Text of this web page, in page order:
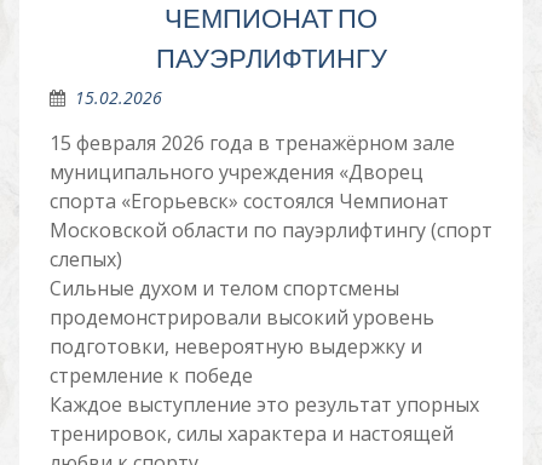
ЧЕМПИОНАТ ПО
ПАУЭРЛИФТИНГУ
15.02.2026
15 февраля 2026 года в тренажёрном зале
муниципального учреждения «Дворец
спорта «Егорьевск» состоялся Чемпионат
Московской области по пауэрлифтингу (спорт
слепых)
Сильные духом и телом спортсмены
продемонстрировали высокий уровень
подготовки, невероятную выдержку и
стремление к победе
Каждое выступление это результат упорных
тренировок, силы характера и настоящей